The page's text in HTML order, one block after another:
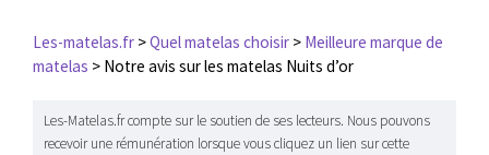
Les-matelas.fr >Quel matelas choisir > Meilleure marque de
matelas > Notre avis sur les matelas Nuits d’or
Les-Matelas.fr compte sur le soutien de ses lecteurs. Nous pouvons
recevoir une rémunération lorsque vous cliquez un lien sur cette